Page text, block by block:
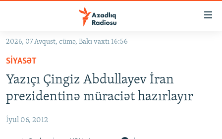
Əsas
qayıt
Əsas
naviqasiyaya
qayıt
Axtarışa
keç
GÜNDƏM
KORRUPSIOMETR
#ƏSLINDƏ
FƏRQƏ BAX
2026, 07 Avqust, cümə, Bakı vaxtı 16:56
SIYASƏT
Yazıçı Çingiz Abdullayev İran
prezidentinə müraciət hazırlayır
İyul 06, 2012